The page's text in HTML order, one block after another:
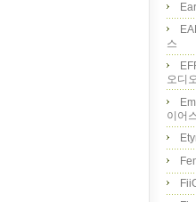
스
오디
이어